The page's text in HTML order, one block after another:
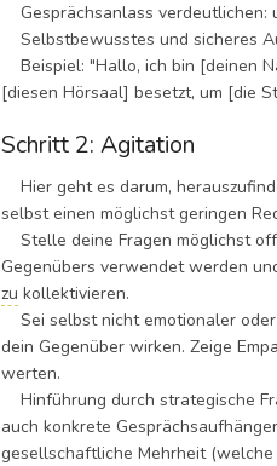
Gesprächsanlass verdeutlichen:
Selbstbewusstes und sicheres
Beispiel: "Hallo, ich bin [deinen
[diesen Hörsaal] besetzt, um [die
Schritt 2: Agitation
Hier geht es darum,
selbst einen möglichst geringen
Stelle deine Fragen möglichst
Gegenübers verwendet werden
zu kollektivieren.
Sei selbst nicht emotionaler
dein Gegenüber wirken. Zeige
werten.
Hinführung durch strategische
auch konkrete
gesellschaftliche Mehrheit